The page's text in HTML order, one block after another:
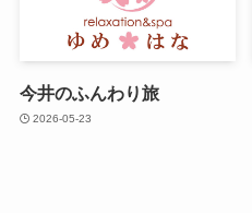
今井のふんわり旅
2026-05-23